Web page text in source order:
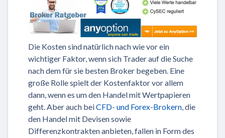
Die Kosten sind natürlich nach wie vor ein
wichtiger Faktor, wenn sich Trader auf die Suche
nach dem für sie besten Broker begeben. Eine
große Rolle spielt der Kostenfaktor vor allem
dann, wenn es um den Handel mit Wertpapieren
geht. Aber auch beiCFD- und Forex-Brokern , die
den Handel mit Devisen sowie
Differenzkontrakten anbieten, fallen in Form des